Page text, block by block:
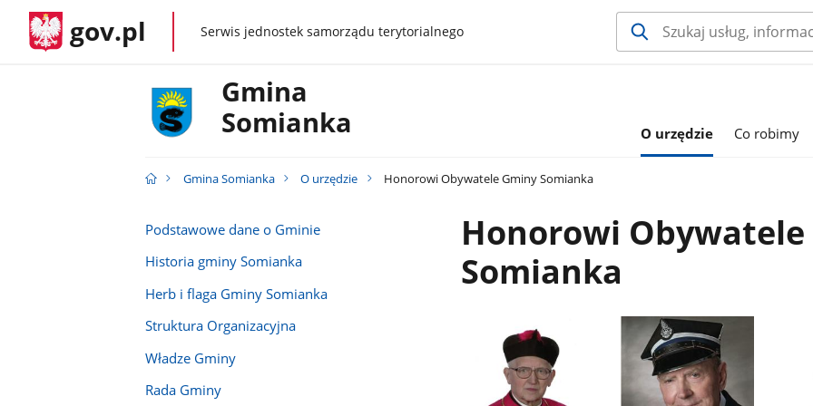
gov.pl gov.plSerwis jednostek samorządu terytorialnego
Gmina
Somianka
O urzędzie Co robimy
Gmina Somianka O urzędzie Honorowi Obywatele Gminy Somianka
Podstawowe dane o Gminie
Historia gminy Somianka
Herb i flaga Gminy Somianka
Struktura Organizacyjna
Władze Gminy
Rada Gminy
Honorowi
Somianka